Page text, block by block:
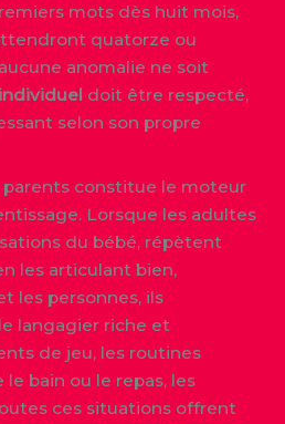
mots dès huit mois,
quatorze ou
anomalie ne soit
doit être respecté,
selon son propre
parents constitue le moteur
Lorsque les adultes
du bébé, répètent
les articulant bien,
les personnes, ils
langagier riche et
de jeu, les routines
bain ou le repas, les
ces situations offrent